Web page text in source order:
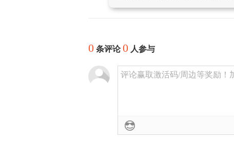
0 条评论0 人参与
评论赢取激活码/周边等奖励！